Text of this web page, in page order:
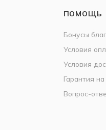
ПОМОЩЬ
Бонусы
Условия
Условия
Гарантия
Вопрос-